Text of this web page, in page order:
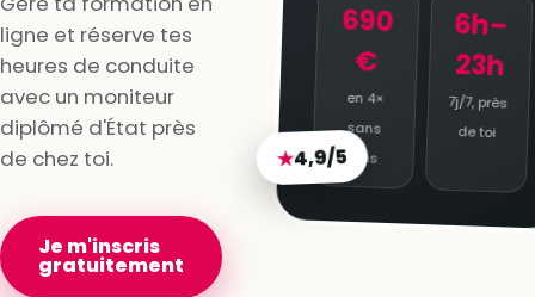
ligne et réserve tes
heures de conduite
avec un moniteur
diplômé d'État près
de chez toi.
Je m'inscris
gratuitement
690
€
en 4×
sans
frais
6h–
23h
7j/7, près
de toi
★4,9/5